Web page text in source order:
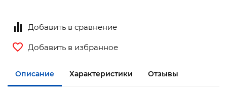
Добавить в сравнение
Добавить в избранное
Описание Характеристики Отзывы